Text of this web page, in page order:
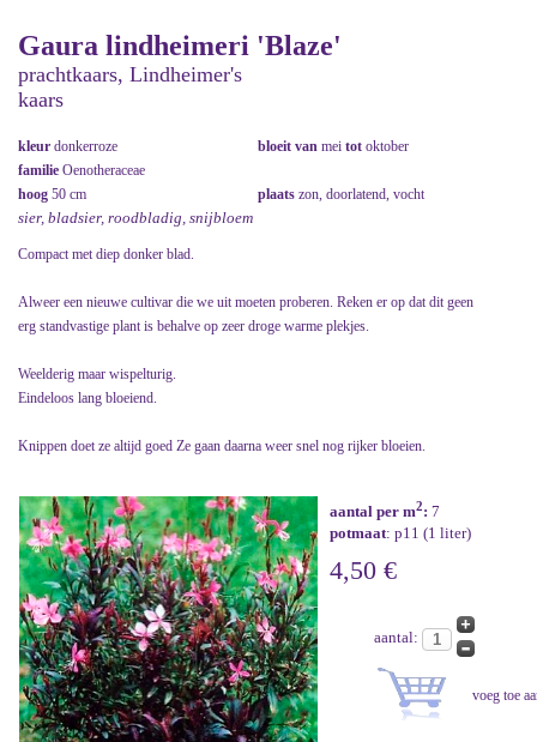
Gaura lindheimeri 'Blaze'
prachtkaars, Lindheimer's
kaars
kleur donkerroze bloeit van mei tot oktober
familie Oenotheraceae
hoog 50 cm plaats zon, doorlatend, vocht
sier, bladsier, roodbladig, snijbloem
Compact met diep donker blad.
Alweer een nieuwe cultivar die we uit moeten proberen. Reken er op dat dit geen
erg standvastige plant is behalve op zeer droge warme plekjes.
Weelderig maar wispelturig.
Eindeloos lang bloeiend.
Knippen doet ze altijd goed Ze gaan daarna weer snel nog rijker bloeien.
aantal per m2: 7
potmaat: p11 (1 liter)
4,50 €
aantal: